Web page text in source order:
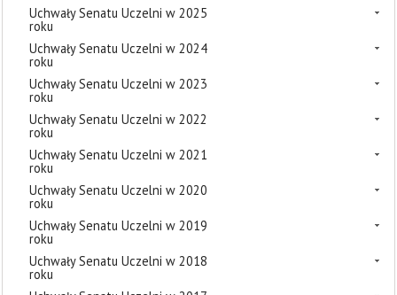
Uchwały Senatu Uczelni w 2025
roku
Uchwały Senatu Uczelni w 2024
roku
Uchwały Senatu Uczelni w 2023
roku
Uchwały Senatu Uczelni w 2022
roku
Uchwały Senatu Uczelni w 2021
roku
Uchwały Senatu Uczelni w 2020
roku
Uchwały Senatu Uczelni w 2019
roku
Uchwały Senatu Uczelni w 2018
roku